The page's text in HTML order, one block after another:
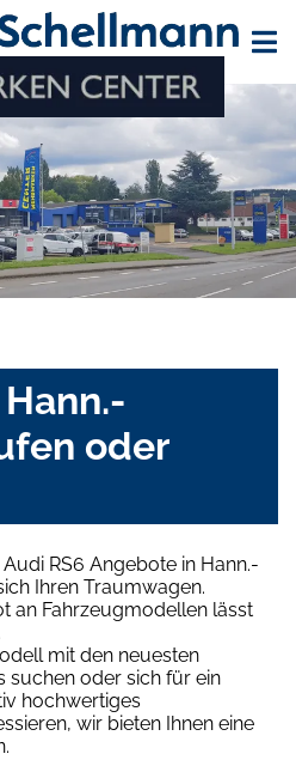
oder
RS6 Angebote in Hann.-
Ihren Traumwagen.
an Fahrzeugmodellen lässt
mit den neuesten
suchen oder sich für ein
hochwertiges
wir bieten Ihnen eine